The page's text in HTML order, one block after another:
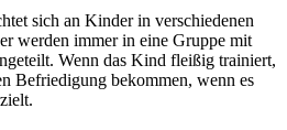
sich an Kinder in verschiedenen
werden immer in eine Gruppe mit
Wenn das Kind fleißig trainiert,
Befriedigung bekommen, wenn es